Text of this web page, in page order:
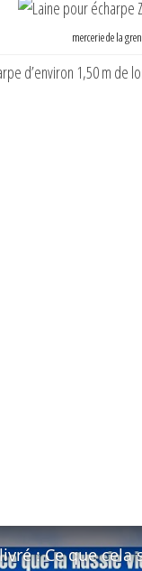
mercerie de la
d’environ 1,50 m de